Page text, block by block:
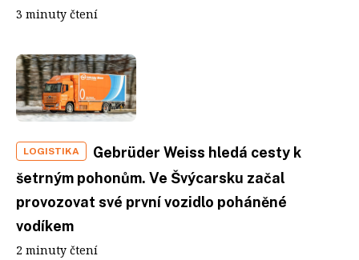
3 minuty čtení
LOGISTIKA
Gebrüder Weiss hledá cesty k
šetrným pohonům. Ve Švýcarsku začal
provozovat své první vozidlo poháněné
vodíkem
2 minuty čtení